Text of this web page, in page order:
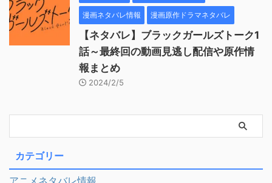
漫画ネタバレ情報 漫画原作ドラマネタバレ
【ネタバレ】ブラックガールズトーク1
話～最終回の動画見逃し配信や原作情
報まとめ
2024/2/5
カテゴリー
アニメネタバレ情報